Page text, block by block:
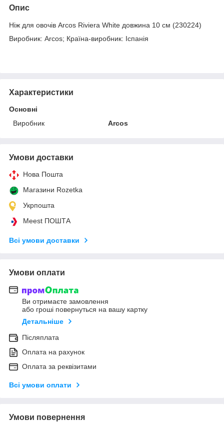
Опис
Ніж для овочів Arcos Riviera White довжина 10 см (230224)
Виробник: Arcos; Країна-виробник: Іспанія
Характеристики
Основні
Виробник
Arcos
Умови доставки
Нова Пошта
Магазини Rozetka
Укрпошта
Meest ПОШТА
Всі умови доставки
Умови оплати
Ви отримаєте замовлення
або гроші повернуться на вашу картку
Детальніше
Післяплата
Оплата на рахунок
Оплата за реквізитами
Всі умови оплати
Умови повернення